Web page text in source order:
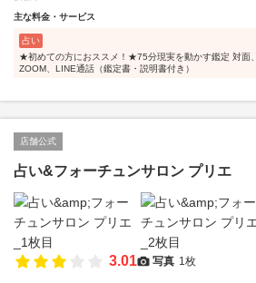
主な料金・サービス
占い
★初めての方におススメ！★75分現実を動かす鑑定 対面、
ZOOM、LINE通話（鑑定書・説明書付き）
店舗公式
占い&フォーチュンサロン プリエ
3.01 写真 1枚